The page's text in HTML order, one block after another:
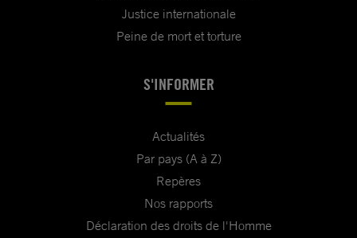
Justice internationale
Peine de mort et torture
S'INFORMER
Actualités
Par pays (A à Z)
Repères
Nos rapports
Déclaration des droits de l'Homme